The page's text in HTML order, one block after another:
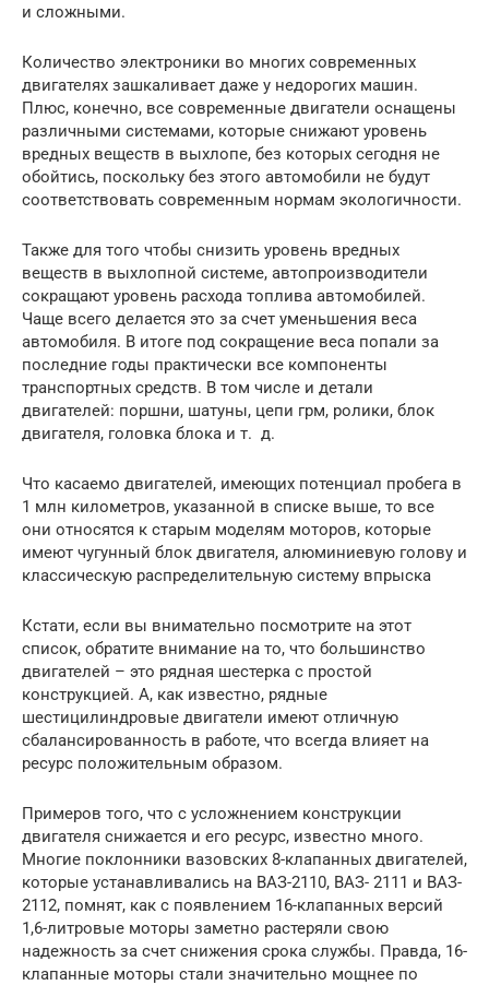
и сложными.
Количество электроники во многих современных
двигателях зашкаливает даже у недорогих машин.
Плюс, конечно, все современные двигатели оснащены
различными системами, которые снижают уровень
вредных веществ в выхлопе, без которых сегодня не
обойтись, поскольку без этого автомобили не будут
соответствовать современным нормам экологичности.
Также для того чтобы снизить уровень вредных
веществ в выхлопной системе, автопроизводители
сокращают уровень расхода топлива автомобилей.
Чаще всего делается это за счет уменьшения веса
автомобиля. В итоге под сокращение веса попали за
последние годы практически все компоненты
транспортных средств. В том числе и детали
двигателей: поршни, шатуны, цепи грм, ролики, блок
двигателя, головка блока и т. д.
Что касаемо двигателей, имеющих потенциал пробега в
1 млн километров, указанной в списке выше, то все
они относятся к старым моделям моторов, которые
имеют чугунный блок двигателя, алюминиевую голову и
классическую распределительную систему впрыска
Кстати, если вы внимательно посмотрите на этот
список, обратите внимание на то, что большинство
двигателей – это рядная шестерка с простой
конструкцией. А, как известно, рядные
шестицилиндровые двигатели имеют отличную
сбалансированность в работе, что всегда влияет на
ресурс положительным образом.
Примеров того, что с усложнением конструкции
двигателя снижается и его ресурс, известно много.
Многие поклонники вазовских 8-клапанных двигателей,
которые устанавливались на ВАЗ-2110, ВАЗ- 2111 и ВАЗ-
2112, помнят, как с появлением 16-клапанных версий
1,6-литровые моторы заметно растеряли свою
надежность за счет снижения срока службы. Правда, 16-
клапанные моторы стали значительно мощнее по